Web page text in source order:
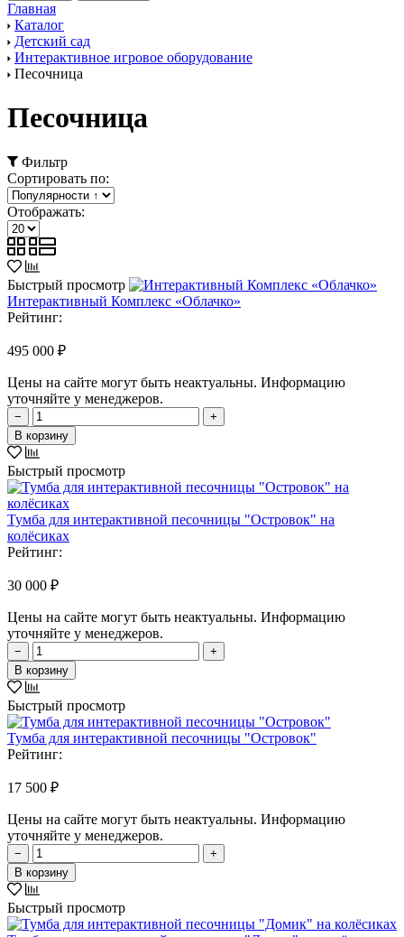
Главная
Каталог
Детский сад
Интерактивное игровое оборудование
Песочница
Песочница
Фильтр
Сортировать по:
Отображать:
Быстрый просмотр
Интерактивный Комплекс «Облачко»
Рейтинг:
495 000 ₽
Цены на сайте могут быть неактуальны. Информацию
уточняйте у менеджеров.
−
+
В корзину
Быстрый просмотр
Тумба для интерактивной песочницы "Островок" на
колёсиках
Рейтинг:
30 000 ₽
Цены на сайте могут быть неактуальны. Информацию
уточняйте у менеджеров.
−
+
В корзину
Быстрый просмотр
Тумба для интерактивной песочницы "Островок"
Рейтинг:
17 500 ₽
Цены на сайте могут быть неактуальны. Информацию
уточняйте у менеджеров.
−
+
В корзину
Быстрый просмотр